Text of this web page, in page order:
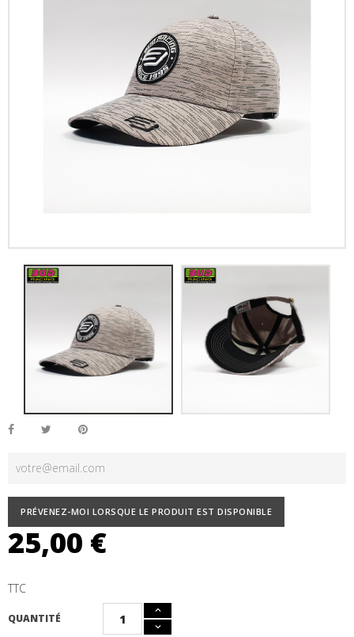
PRÉVENEZ-MOI LORSQUE LE PRODUIT EST DISPONIBLE
25,00 €
TTC
QUANTITÉ